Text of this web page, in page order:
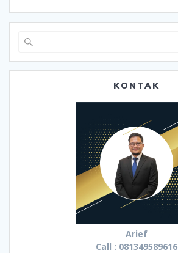
KONTAK
Arief
Call : 081349589616